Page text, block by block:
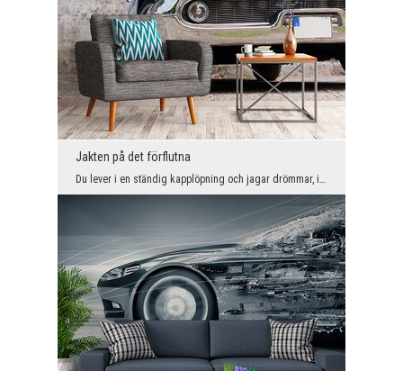
Jakten på det förflutna
Du lever i en ständig kapplöpning och jagar drömmar, idéer och önskningar - säg att det räcker oc...